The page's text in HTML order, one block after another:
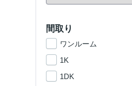
間取り
ワンルーム
1K
1DK